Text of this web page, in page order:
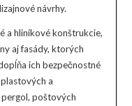
návrhy.
a hliníkové konštrukcie,
aj fasády, ktorých
ich bezpečnostné
a
poštových